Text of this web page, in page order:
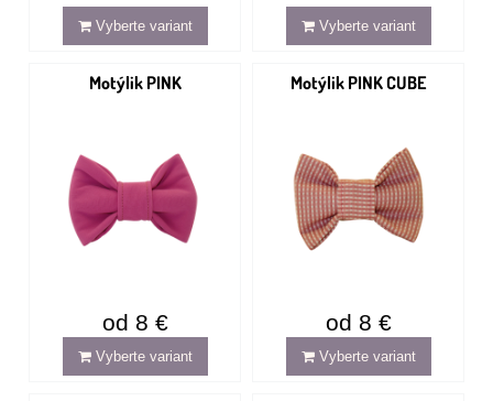
Vyberte variant Vyberte variant
Motýlik PINK
od 8 €
Vyberte variant
Motýlik PINK CUBE
od 8 €
Vyberte variant